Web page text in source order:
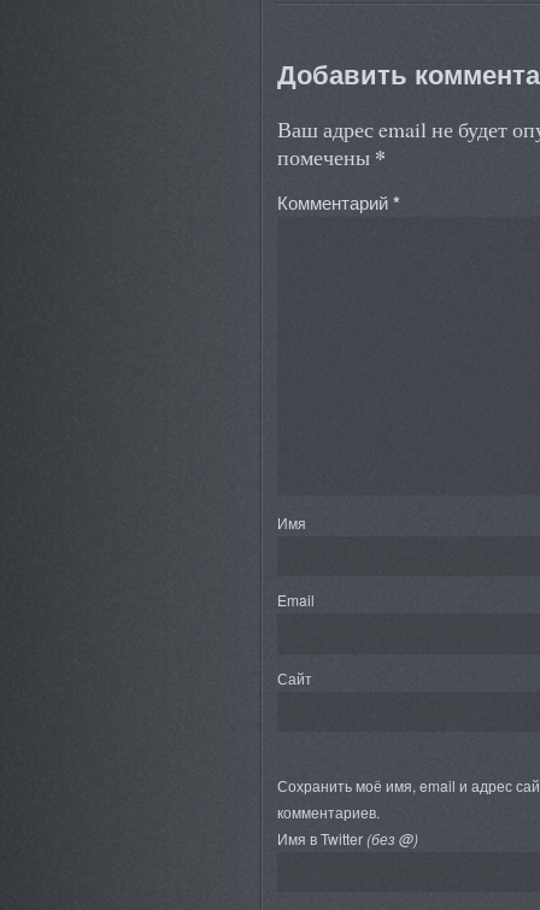
Добавить
Ваш адрес email не будет
помечены *
Комментарий*
Имя
Email
Сайт
Сохранить моё имя, email и адрес
комментариев.
Имя в Twitter(без @)